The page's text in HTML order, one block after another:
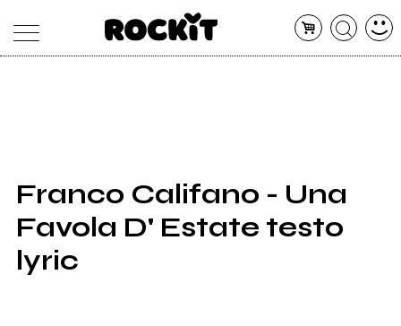
SHOP
RADIO
Franco Califano - Una
Favola D' Estate testo
lyric